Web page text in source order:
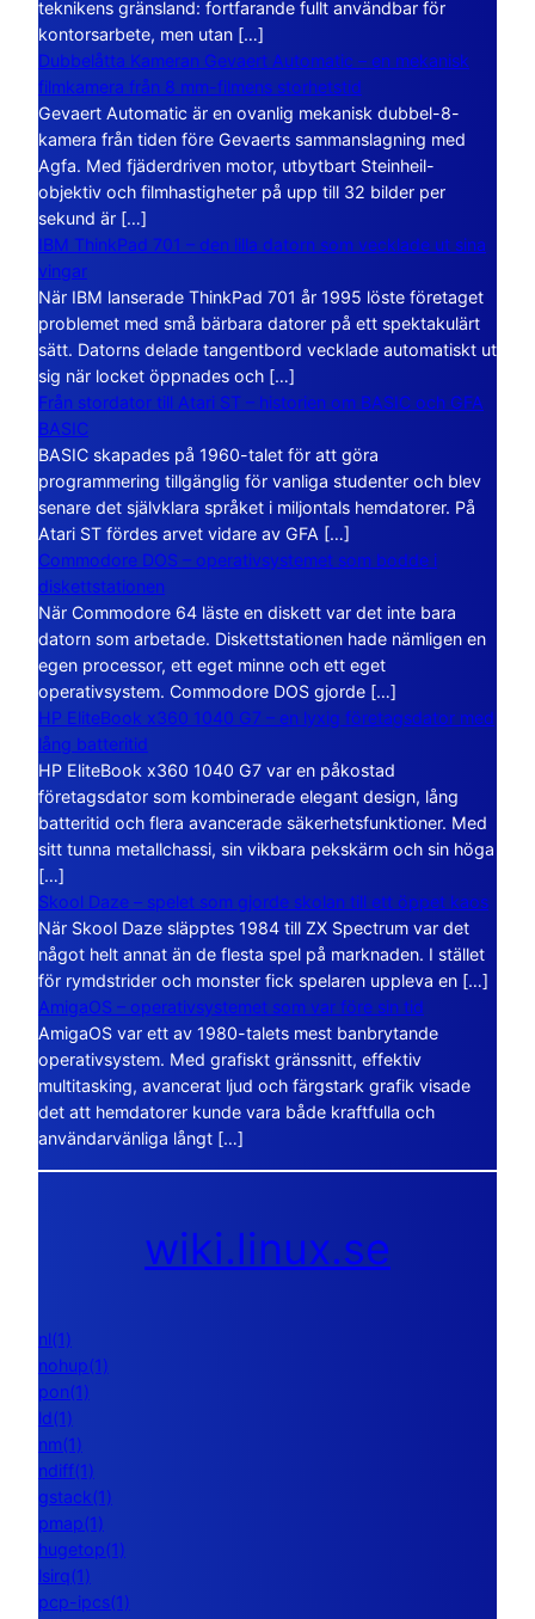
teknikens gränsland: fortfarande fullt användbar för
kontorsarbete, men utan […]
Dubbelåtta Kameran Gevaert Automatic – en mekanisk
filmkamera från 8 mm-filmens storhetstid
Gevaert Automatic är en ovanlig mekanisk dubbel-8-
kamera från tiden före Gevaerts sammanslagning med
Agfa. Med fjäderdriven motor, utbytbart Steinheil-
objektiv och filmhastigheter på upp till 32 bilder per
sekund är […]
IBM ThinkPad 701 – den lilla datorn som vecklade ut sina
vingar
När IBM lanserade ThinkPad 701 år 1995 löste företaget
problemet med små bärbara datorer på ett spektakulärt
sätt. Datorns delade tangentbord vecklade automatiskt ut
sig när locket öppnades och […]
Från stordator till Atari ST – historien om BASIC och GFA
BASIC
BASIC skapades på 1960-talet för att göra
programmering tillgänglig för vanliga studenter och blev
senare det självklara språket i miljontals hemdatorer. På
Atari ST fördes arvet vidare av GFA […]
Commodore DOS – operativsystemet som bodde i
diskettstationen
När Commodore 64 läste en diskett var det inte bara
datorn som arbetade. Diskettstationen hade nämligen en
egen processor, ett eget minne och ett eget
operativsystem. Commodore DOS gjorde […]
HP EliteBook x360 1040 G7 – en lyxig företagsdator med
lång batteritid
HP EliteBook x360 1040 G7 var en påkostad
företagsdator som kombinerade elegant design, lång
batteritid och flera avancerade säkerhetsfunktioner. Med
sitt tunna metallchassi, sin vikbara pekskärm och sin höga
[…]
Skool Daze – spelet som gjorde skolan till ett öppet kaos
När Skool Daze släpptes 1984 till ZX Spectrum var det
något helt annat än de flesta spel på marknaden. I stället
för rymdstrider och monster fick spelaren uppleva en […]
AmigaOS – operativsystemet som var före sin tid
AmigaOS var ett av 1980-talets mest banbrytande
operativsystem. Med grafiskt gränssnitt, effektiv
multitasking, avancerat ljud och färgstark grafik visade
det att hemdatorer kunde vara både kraftfulla och
användarvänliga långt […]
wiki.linux.se
nl(1)
nohup(1)
pon(1)
ld(1)
nm(1)
ndiff(1)
gstack(1)
pmap(1)
hugetop(1)
lsirq(1)
pcp-ipcs(1)